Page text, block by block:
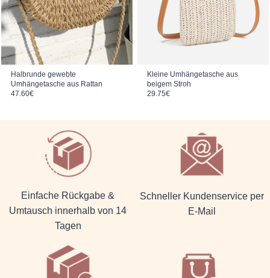
Halbrunde gewebte
Umhängetasche aus Rattan
47.60€
Kleine Umhängetasche aus
beigem Stroh
29.75€
Einfache Rückgabe &
Umtausch innerhalb von 14
Tagen
Schneller Kundenservice per
E-Mail